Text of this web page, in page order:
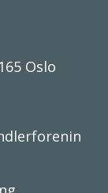
Oslo